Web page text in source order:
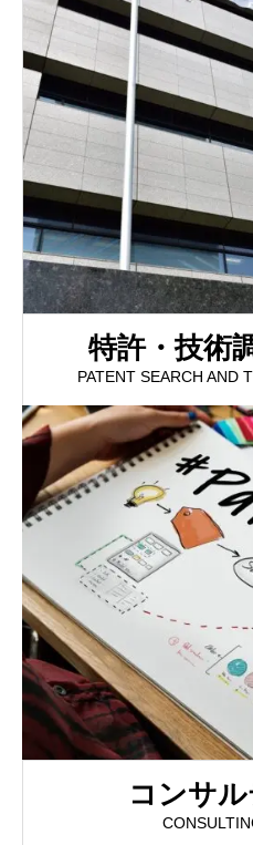
特許・技術
PATENT SEARCH AND
コンサ